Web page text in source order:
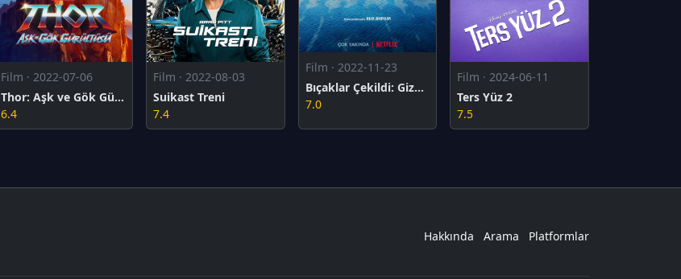
Film · 2022-07-06
Thor: Aşk ve Gök Gürültüsü
6.4
Film · 2022-08-03
Suikast Treni
7.4
Film · 2022-11-23
Bıçaklar Çekildi: Gizemli Bir Serüven
7.0
Film · 2024-06-11
Ters Yüz 2
7.5
Hakkında Arama Platformlar